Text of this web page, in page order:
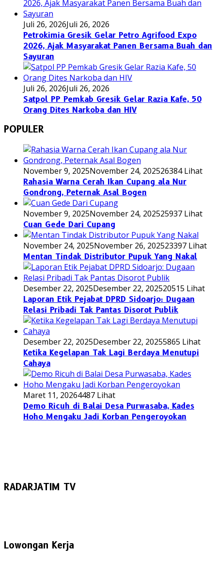
Juli 26, 2026Juli 26, 2026
Petrokimia Gresik Gelar Petro Agrifood Expo
2026, Ajak Masyarakat Panen Bersama Buah dan
Sayuran
Juli 26, 2026Juli 26, 2026
Satpol PP Pemkab Gresik Gelar Razia Kafe, 50
Orang Dites Narkoba dan HIV
POPULER
November 9, 2025November 24, 202526384 Lihat
Rahasia Warna Cerah Ikan Cupang ala Nur
Gondrong, Peternak Asal Bogen
November 9, 2025November 24, 202525937 Lihat
Cuan Gede Dari Cupang
November 24, 2025November 26, 202523397 Lihat
Mentan Tindak Distributor Pupuk Yang Nakal
Desember 22, 2025Desember 22, 202520515 Lihat
Laporan Etik Pejabat DPRD Sidoarjo: Dugaan
Relasi Pribadi Tak Pantas Disorot Publik
Desember 22, 2025Desember 22, 20255865 Lihat
Ketika Kegelapan Tak Lagi Berdaya Menutupi
Cahaya
Maret 11, 20264487 Lihat
Demo Ricuh di Balai Desa Purwasaba, Kades
Hoho Mengaku Jadi Korban Pengeroyokan
RADARJATIM TV
Lowongan Kerja